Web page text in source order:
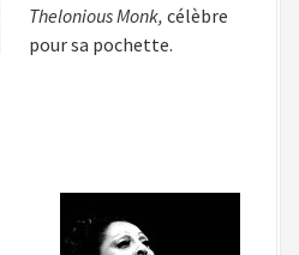
Thelonious Monk, célèbre
pour sa pochette.